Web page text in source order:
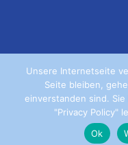
Kontakt
Unsere Internetseite
Seite bleiben,
einverstanden sind.
"Privacy Policy"
Ok